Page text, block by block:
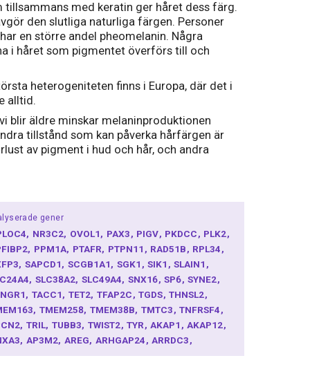
med keratin ger håret dess färg.
den slutliga naturliga färgen. Personer
en större andel pheomelanin. Några
i håret som pigmentet överförs till och
heterogeniteten finns i Europa, där det i
alltid.
blir äldre minskar melaninproduktionen
tillstånd som kan påverka hårfärgen är
av pigment i hud och hår, och andra
gener
NR3C2 OVOL1 PAX3 PIGV PKDCC PLK2
PPM1A PTAFR PTPN11 RAD51B RPL34
SAPCD1 SCGB1A1 SGK1 SIK1 SLAIN1
SLC38A2 SLC49A4 SNX16 SP6 SYNE2
TACC1 TET2 TFAP2C TGDS THNSL2
TMEM258 TMEM38B TMTC3 TNFRSF4
TRIL TUBB3 TWIST2 TYR AKAP1 AKAP12
AP3M2 AREG ARHGAP24 ARRDC3
ATXN7L1 AXIN2 BCAS1 BMP3 BMP4